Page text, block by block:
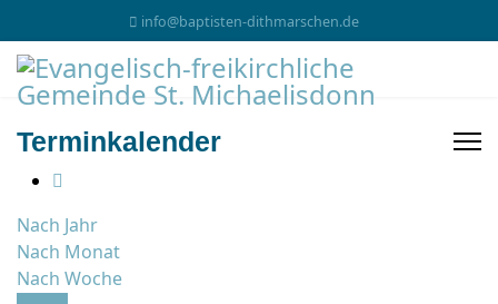
info@baptisten-dithmarschen.de
Terminkalender
Nach Jahr
Nach Monat
Nach Woche